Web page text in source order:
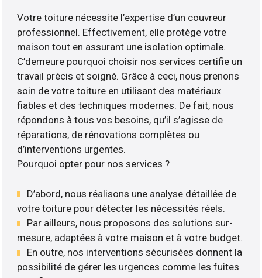
Votre toiture nécessite l’expertise d’un couvreur
professionnel. Effectivement, elle protège votre
maison tout en assurant une isolation optimale.
C’demeure pourquoi choisir nos services certifie un
travail précis et soigné. Grâce à ceci, nous prenons
soin de votre toiture en utilisant des matériaux
fiables et des techniques modernes. De fait, nous
répondons à tous vos besoins, qu’il s’agisse de
réparations, de rénovations complètes ou
d’interventions urgentes.
Pourquoi opter pour nos services ?
D’abord, nous réalisons une analyse détaillée de
votre toiture pour détecter les nécessités réels.
Par ailleurs, nous proposons des solutions sur-
mesure, adaptées à votre maison et à votre budget.
En outre, nos interventions sécurisées donnent la
possibilité de gérer les urgences comme les fuites